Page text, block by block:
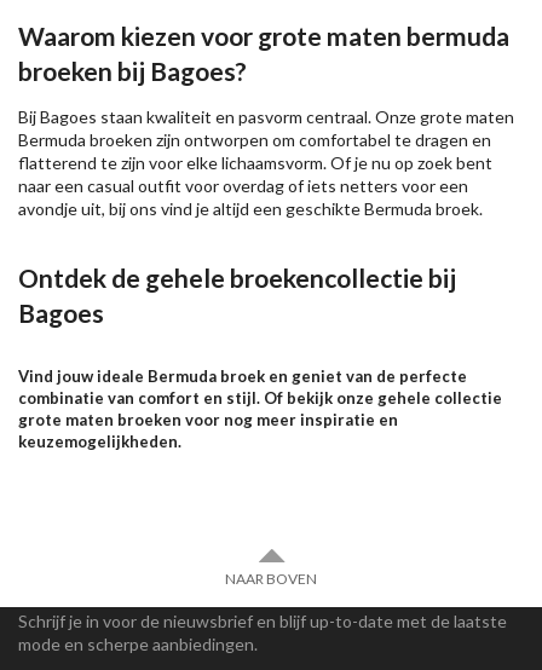
Waarom kiezen voor grote maten bermuda
broeken bij Bagoes?
Bij Bagoes staan kwaliteit en pasvorm centraal. Onze grote maten
Bermuda broeken zijn ontworpen om comfortabel te dragen en
flatterend te zijn voor elke lichaamsvorm. Of je nu op zoek bent
naar een casual outfit voor overdag of iets netters voor een
avondje uit, bij ons vind je altijd een geschikte Bermuda broek.
Ontdek de gehele broekencollectie bij
Bagoes
Vind jouw ideale Bermuda broek en geniet van de perfecte
combinatie van comfort en stijl. Of bekijk onze gehele collectie
grote maten broeken voor nog meer inspiratie en
keuzemogelijkheden.
NAAR BOVEN
Schrijf je in voor de nieuwsbrief en blijf up-to-date met de laatste
mode en scherpe aanbiedingen.